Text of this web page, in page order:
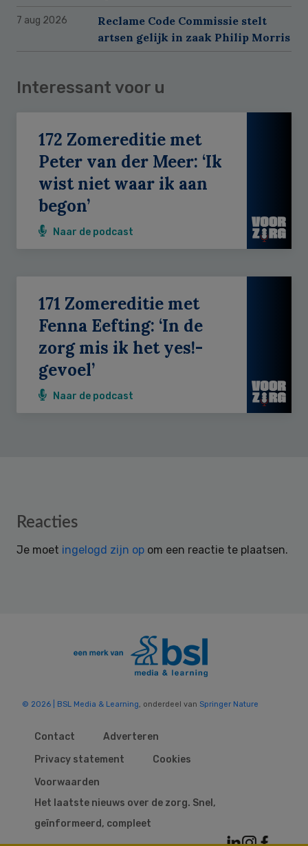
7 aug 2026
Reclame Code Commissie stelt
artsen gelijk in zaak Philip Morris
Interessant voor u
172 Zomereditie met
Peter van der Meer: ‘Ik
wist niet waar ik aan
begon’
Naar de podcast
171 Zomereditie met
Fenna Eefting: ‘In de
zorg mis ik het yes!-
gevoel’
Naar de podcast
Reader
Reacties
Je moet ingelogd zijn op om een reactie te plaatsen.
© 2026 | BSL Media & Learning , onderdeel van Springer Nature
Contact
Adverteren
Privacy statement
Cookies
Voorwaarden
Het laatste nieuws over de zorg. Snel,
geïnformeerd, compleet